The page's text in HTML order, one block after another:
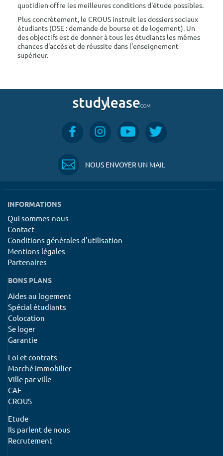
quotidien offre les meilleures conditions d'étude possibles.
Plus concrètement, le CROUS instruit les dossiers sociaux
étudiants (DSE : demande de bourse et de logement). Un
des objectifs est de donner à tous les étudiants les mêmes
chances d'accès et de réussite dans l'enseignement
supérieur.
NOUS ENVOYER UN MAIL
INFORMATIONS
Qui sommes-nous
Contact
Conditions générales d'utilisation
Mentions légales
Partenaires
BONS PLANS
Aides au logement
Spécial étudiants
Colocation
Se loger
Garantie
Loi et contrats
Marché immobilier
Ville par ville
CAF
CROUS
Etude
Ils parlent de nous
Recrutement